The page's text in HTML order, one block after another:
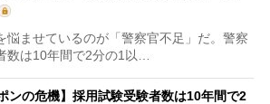
ませているのが「警察官不足」だ。警察
数は10年間で2分の1以…
ンの危機】採用試験受験者数は10年間で2